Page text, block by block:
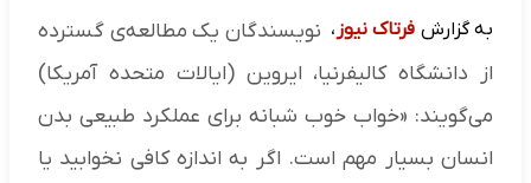
به گزارش فرتاک نیوز ، نویسندگان یک مطالعه‌ی گسترده
از دانشگاه کالیفرنیا، ایروین (ایالات متحده آمریکا)
می‌گویند: «خواب خوب شبانه برای عملکرد طبیعی بدن
انسان بسیار مهم است. اگر به اندازه کافی نخوابید یا